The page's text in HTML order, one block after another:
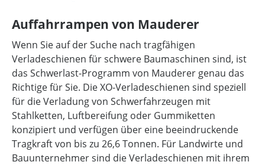
Auffahrrampen von Mauderer
Wenn Sie auf der Suche nach tragfähigen
Verladeschienen für schwere Baumaschinen sind, ist
das Schwerlast-Programm von Mauderer genau das
Richtige für Sie. Die XO-Verladeschienen sind speziell
für die Verladung von Schwerfahrzeugen mit
Stahlketten, Luftbereifung oder Gummiketten
konzipiert und verfügen über eine beeindruckende
Tragkraft von bis zu 26,6 Tonnen. Für Landwirte und
Bauunternehmer sind die Verladeschienen mit ihrem